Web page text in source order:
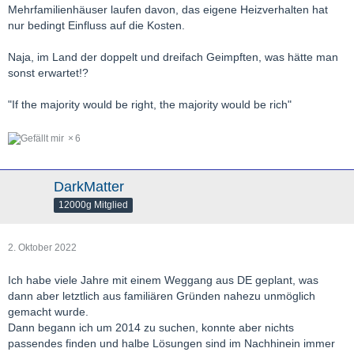
Mehrfamilienhäuser laufen davon, das eigene Heizverhalten hat
nur bedingt Einfluss auf die Kosten.
Naja, im Land der doppelt und dreifach Geimpften, was hätte man
sonst erwartet!?
"If the majority would be right, the majority would be rich"
6
DarkMatter
12000g Mitglied
2. Oktober 2022
Ich habe viele Jahre mit einem Weggang aus DE geplant, was
dann aber letztlich aus familiären Gründen nahezu unmöglich
gemacht wurde.
Dann begann ich um 2014 zu suchen, konnte aber nichts
passendes finden und halbe Lösungen sind im Nachhinein immer